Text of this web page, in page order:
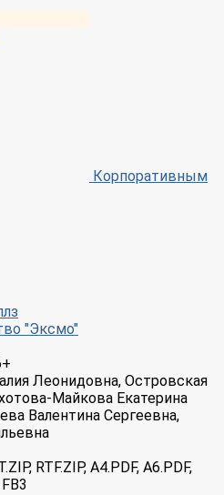
Корпоративным
"Эксмо"
Леонидовна, Островская
Майкова Екатерина
Валентина Сергеевна,
RTF.ZIP, A4.PDF, A6.PDF,